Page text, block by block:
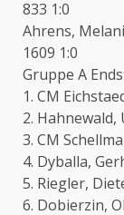
833 1:0
Ahrens,
1609 1:0
Gruppe A
1. CM
2.
3. CM
4. Dyballa,
5. Riegler,
6.